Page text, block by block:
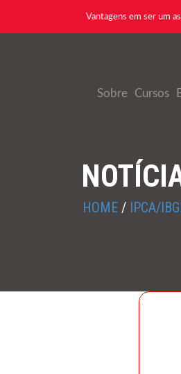
Vantagens em ser um
Sobre Cursos
HOME / IPCA/